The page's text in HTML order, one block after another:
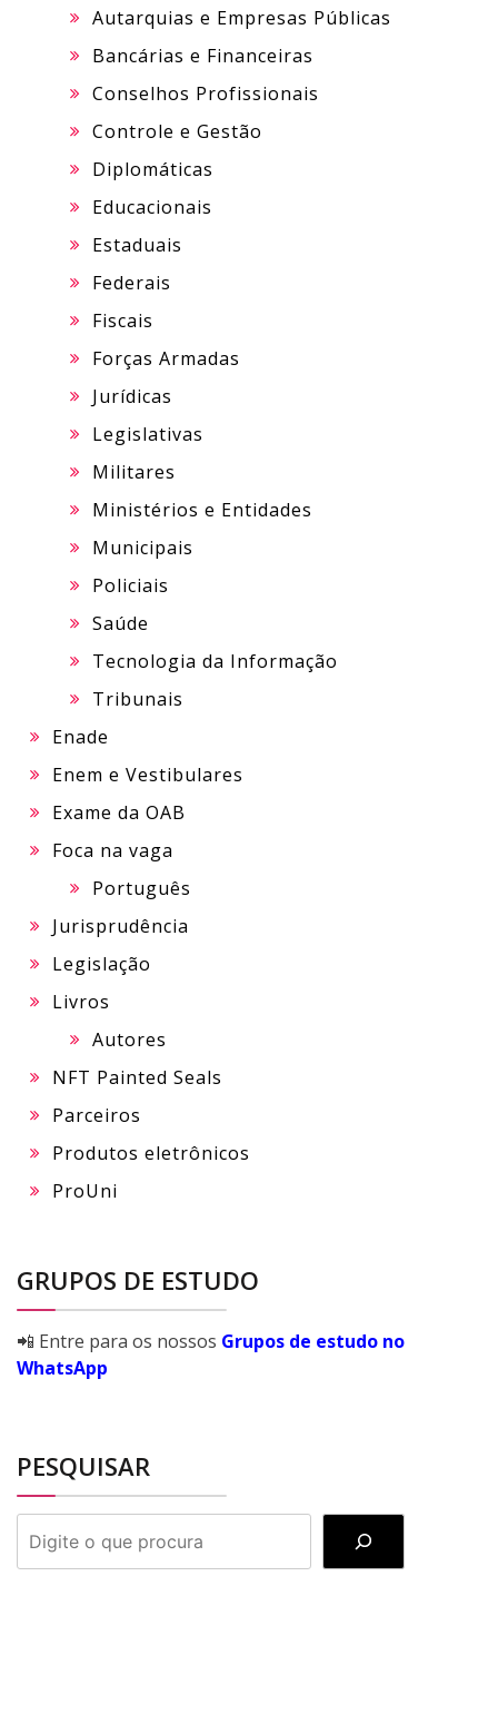
Autarquias e Empresas Públicas
Bancárias e Financeiras
Conselhos Profissionais
Controle e Gestão
Diplomáticas
Educacionais
Estaduais
Federais
Fiscais
Forças Armadas
Jurídicas
Legislativas
Militares
Ministérios e Entidades
Municipais
Policiais
Saúde
Tecnologia da Informação
Tribunais
Enade
Enem e Vestibulares
Exame da OAB
Foca na vaga
Português
Jurisprudência
Legislação
Livros
Autores
NFT Painted Seals
Parceiros
Produtos eletrônicos
ProUni
GRUPOS DE ESTUDO
📲 Entre para os nossos Grupos de estudo no
WhatsApp
PESQUISAR
PESQUISAR